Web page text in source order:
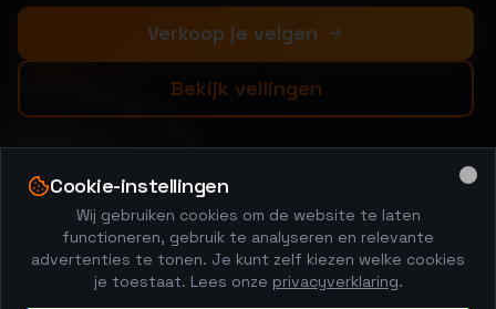
Verkoop je velgen
Bekijk veilingen
Cookie-instellingen
Wij gebruiken cookies om de website te laten
functioneren, gebruik te analyseren en relevante
advertenties te tonen. Je kunt zelf kiezen welke cookies
je toestaat. Lees onze privacyverklaring.